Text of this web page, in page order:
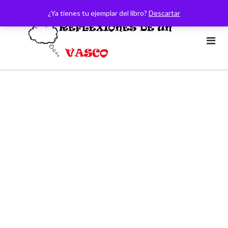
¿Ya tienes tu ejemplar del libro? Descartar
contenido